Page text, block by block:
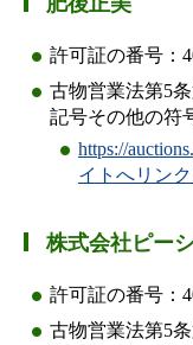
許可証の番号：
古物営業法第5
記号その他の符
https://
イトへリンク
株式会社ピー
許可証の番号：
古物営業法第5